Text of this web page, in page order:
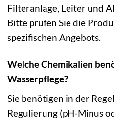
Filteranlage, Leiter und
Bitte prüfen Sie die
spezifischen Angebots.
Welche Chemikalien
Wasserpflege?
Sie benötigen in der
Regulierung (pH-Minus